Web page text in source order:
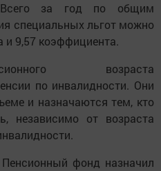
за год по общим
специальных льгот можно
и 9,57 коэффициента.
возраста
по инвалидности. Они
и назначаются тем, кто
независимо от возраста
фонд назначил